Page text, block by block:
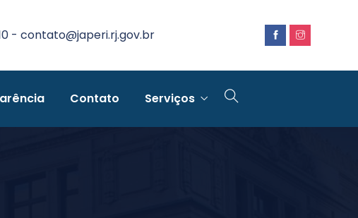
- contato@japeri.rj.gov.br
Contato Serviços